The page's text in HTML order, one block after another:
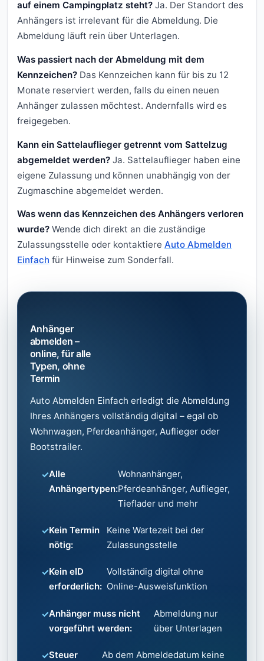
auf einem Campingplatz steht? Ja. Der Standort des
Anhängers ist irrelevant für die Abmeldung. Die
Abmeldung läuft rein über Unterlagen.
Was passiert nach der Abmeldung mit dem
Kennzeichen? Das Kennzeichen kann für bis zu 12
Monate reserviert werden, falls du einen neuen
Anhänger zulassen möchtest. Andernfalls wird es
freigegeben.
Kann ein Sattelauflieger getrennt vom Sattelzug
abgemeldet werden? Ja. Sattelauflieger haben eine
eigene Zulassung und können unabhängig von der
Zugmaschine abgemeldet werden.
Was wenn das Kennzeichen des Anhängers verloren
wurde? Wende dich direkt an die zuständige
Zulassungsstelle oder kontaktiere Auto Abmelden
Einfach für Hinweise zum Sonderfall.
Anhänger
abmelden –
online, für alle
Typen, ohne
Termin
Auto Abmelden Einfach erledigt die Abmeldung
Ihres Anhängers vollständig digital – egal ob
Wohnwagen, Pferdeanhänger, Auflieger oder
Bootstrailer.
Alle
Anhängertypen:
Wohnanhänger,
Pferdeanhänger, Auflieger,
Tieflader und mehr
Kein Termin
nötig:
Keine Wartezeit bei der
Zulassungsstelle
Kein eID
erforderlich:
Vollständig digital ohne
Online-Ausweisfunktion
Anhänger muss nicht
vorgeführt werden:
Abmeldung nur
über Unterlagen
Steuer
Ab dem Abmeldedatum keine